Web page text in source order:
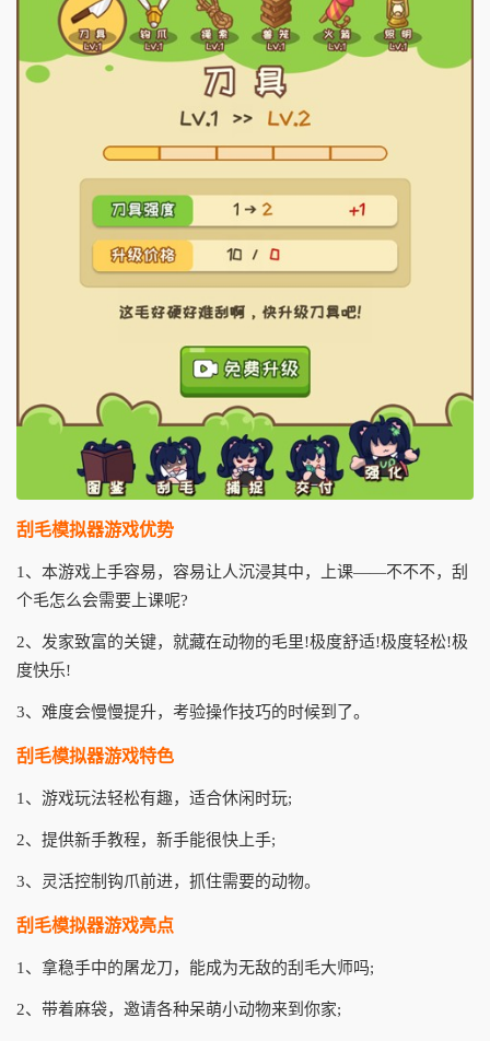
刮毛模拟器游戏优势
1、本游戏上手容易，容易让人沉浸其中，上课——不不不，刮
个毛怎么会需要上课呢?
2、发家致富的关键，就藏在动物的毛里!极度舒适!极度轻松!极
度快乐!
3、难度会慢慢提升，考验操作技巧的时候到了。
刮毛模拟器游戏特色
1、游戏玩法轻松有趣，适合休闲时玩;
2、提供新手教程，新手能很快上手;
3、灵活控制钩爪前进，抓住需要的动物。
刮毛模拟器游戏亮点
1、拿稳手中的屠龙刀，能成为无敌的刮毛大师吗;
2、带着麻袋，邀请各种呆萌小动物来到你家;